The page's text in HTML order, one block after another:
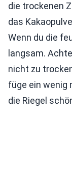
die trockenen
das
Wenn du die
langsam.
nicht zu
füge ein wenig
die Riegel